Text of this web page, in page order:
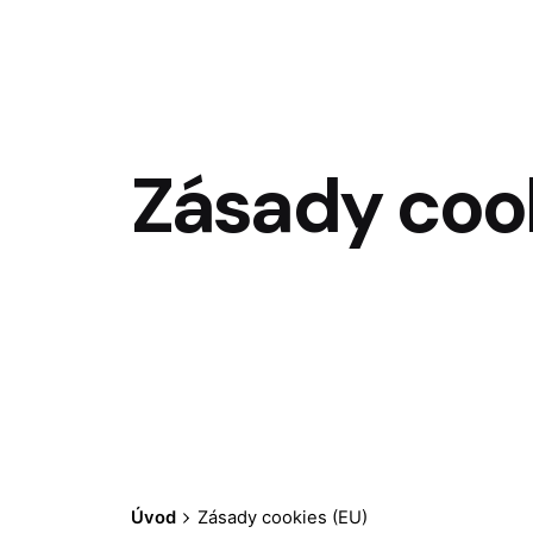
Zásady
Úvod Zásady cookies (EU)